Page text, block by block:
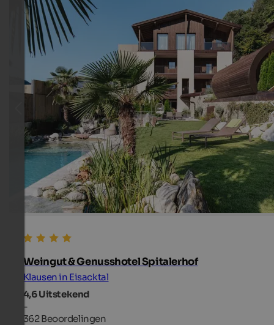
Weingut & Genusshotel Spitalerhof
Klausen in Eisacktal
4,6Uitstekend
-
362 Beoordelingen